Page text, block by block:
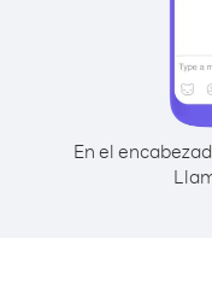
En el